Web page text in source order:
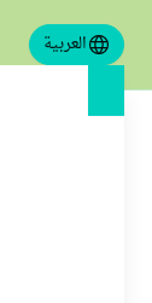
العربية